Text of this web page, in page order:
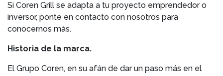
Si Coren Grill se adapta a tu proyecto emprendedor o
inversor, ponte en contacto con nosotros para
conocernos más.
Historia de la marca.
El Grupo Coren, en su afán de dar un paso más en el